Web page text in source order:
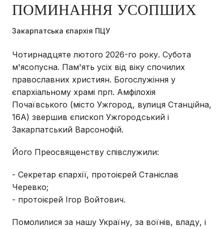
ПОМИНАННЯ УСОПШИХ
Закарпатська єпархія ПЦУ
Чотирнадцяте лютого 2026-го року. Субота
м'ясопусна. Пам'ять усіх від віку спочилих
православних християн. Богослужіння у
єпархіальному храмі прп. Амфілохія
Почаївського (місто Ужгород, вулиця Станційна,
16А) звершив єпископ Ужгородський і
Закарпатський Варсонофій.
Його Преосвященству співслужили:
- Секретар єпархії, протоієрей Станіслав
Черевко;
- протоієрей Ігор Войтович.
Помолилися за нашу Україну, за воїнів, владу, і